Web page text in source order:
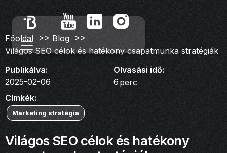
Főoldal >> Blog >>
Világos SEO célok és hatékony csapatmunka stratégiák
Publikálva:
2025-02-06
Olvasási idő:
6 perc
Címkék:
Marketing stratégia
Világos SEO célok és hatékony